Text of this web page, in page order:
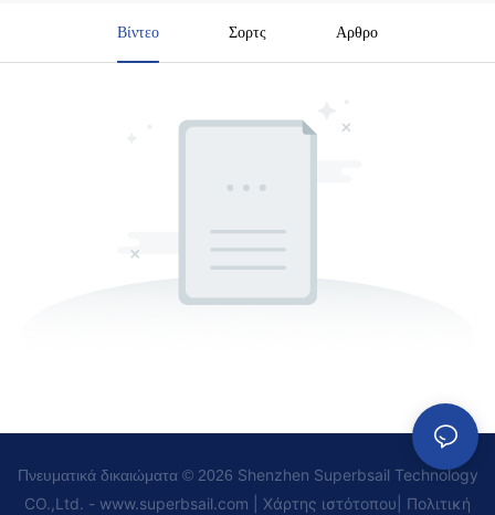
Βίντεο Σορτς Αρθρο
Πνευματικά δικαιώματα © 2026 Shenzhen Superbsail Technology
CO.,Ltd. - www.superbsail.com Χάρτης ιστότοπου Πολιτική